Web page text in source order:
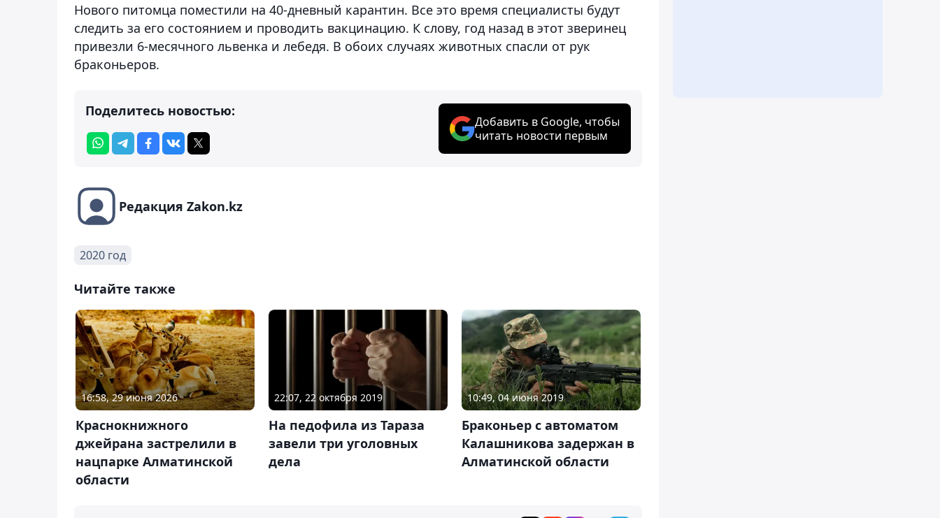
Нового питомца поместили на 40-дневный карантин. Все это время специалисты будут
следить за его состоянием и проводить вакцинацию. К слову, год назад в этот зверинец
привезли 6-месячного львенка и лебедя. В обоих случаях животных спасли от рук
браконьеров.
Поделитесь новостью:
Добавить в Google, чтобы
читать новости первым
Редакция Zakon.kz
2020 год
Читайте также
16:58, 29 июня 2026
Краснокнижного
джейрана застрелили в
нацпарке Алматинской
области
22:07, 22 октября 2019
На педофила из Тараза
завели три уголовных
дела
10:49, 04 июня 2019
Браконьер с автоматом
Калашникова задержан в
Алматинской области